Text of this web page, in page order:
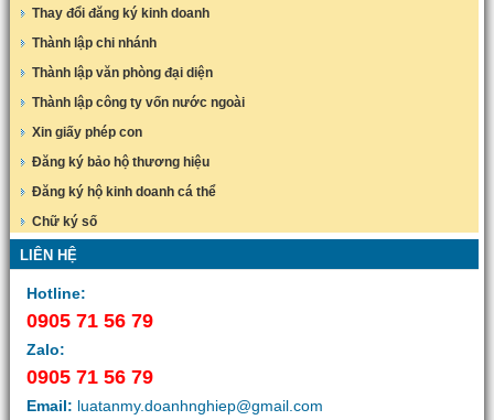
Thay đổi đăng ký kinh doanh
Thành lập chi nhánh
Thành lập văn phòng đại diện
Thành lập công ty vốn nước ngoài
Xin giấy phép con
Đăng ký bảo hộ thương hiệu
Đăng ký hộ kinh doanh cá thể
Chữ ký số
LIÊN HỆ
Hotline:
0905 71 56 79
Zalo:
0905 71 56 79
Email: luatanmy.doanhnghiep@gmail.com